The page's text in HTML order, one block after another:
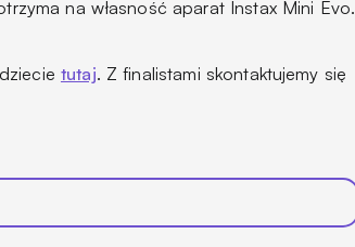
na własność aparat Instax Mini Evo.
tutaj. Z finalistami skontaktujemy się